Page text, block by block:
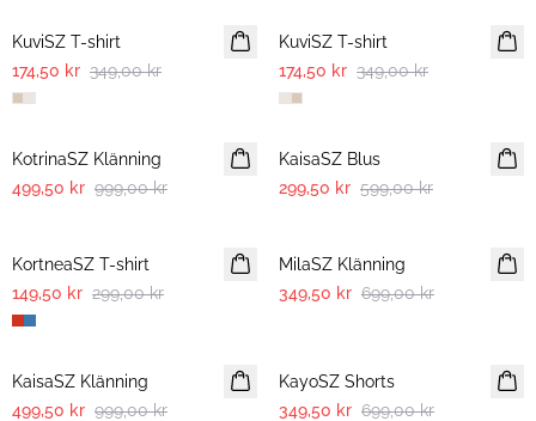
KuviSZ T-shirt
174,50 kr 349,00 kr
KuviSZ T-shirt
174,50 kr 349,00 kr
-50%
KotrinaSZ Klänning
499,50 kr 999,00 kr
-50%
KaisaSZ Blus
299,50 kr 599,00 kr
KortneaSZ T-shirt
149,50 kr 299,00 kr
MilaSZ Klänning
349,50 kr 699,00 kr
-50%
KaisaSZ Klänning
499,50 kr 999,00 kr
KayoSZ Shorts
349,50 kr 699,00 kr